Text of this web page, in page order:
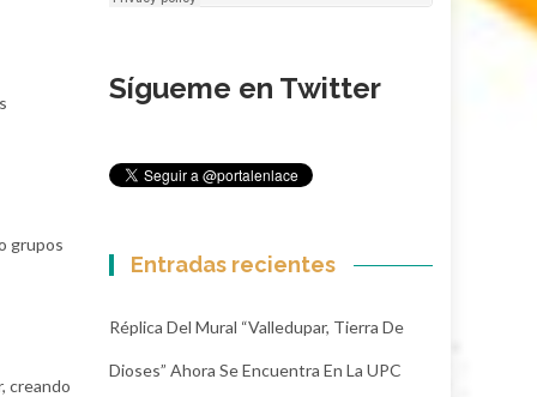
grupos
creando
Sígueme en Twitter
Entradas recientes
Réplica Del Mural “Valledupar, Tierra De
Dioses” Ahora Se Encuentra En La UPC